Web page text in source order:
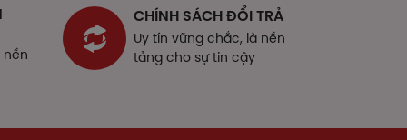
thể tùy thuộc vào thể trạng và mức độ
kiến bác sĩ hoặc chuyên viên y tế.
tiêm tĩnh mạch naloxone.
nền
CHÍNH SÁCH ĐỔI TRẢ
Uy tín vững chắc, là nền
tảng cho sự tin cậy